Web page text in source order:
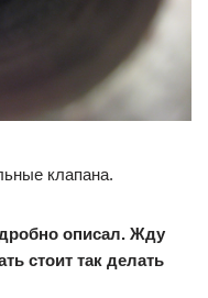
клапана.
описал. Жду
стоит так делать